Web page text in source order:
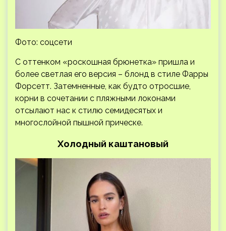
Фото: соцсети
С оттенком «роскошная брюнетка» пришла и
более светлая его версия – блонд в стиле Фарры
Форсетт. Затемненные, как будто отросшие,
корни в сочетании с пляжными локонами
отсылают нас к стилю семидесятых и
многослойной пышной прическе.
Холодный каштановый